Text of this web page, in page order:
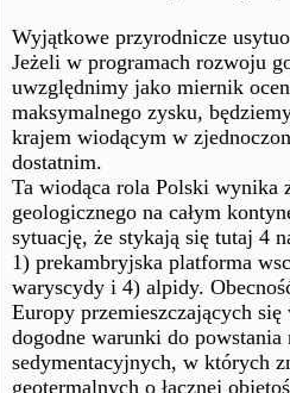
Wyjątkowe przyrodnicze
Jeżeli w programach rozwoju
uwzględnimy jako miernik
maksymalnego zysku,
krajem wiodącym w
dostatnim.
Ta wiodąca rola Polski wynika
geologicznego na całym
sytuację, że stykają się tutaj 4
1) prekambryjska platforma
waryscydy i 4) alpidy.
Europy przemieszczających
dogodne warunki do powstania
sedymentacyjnych, w których
geotermalnych o łącznej